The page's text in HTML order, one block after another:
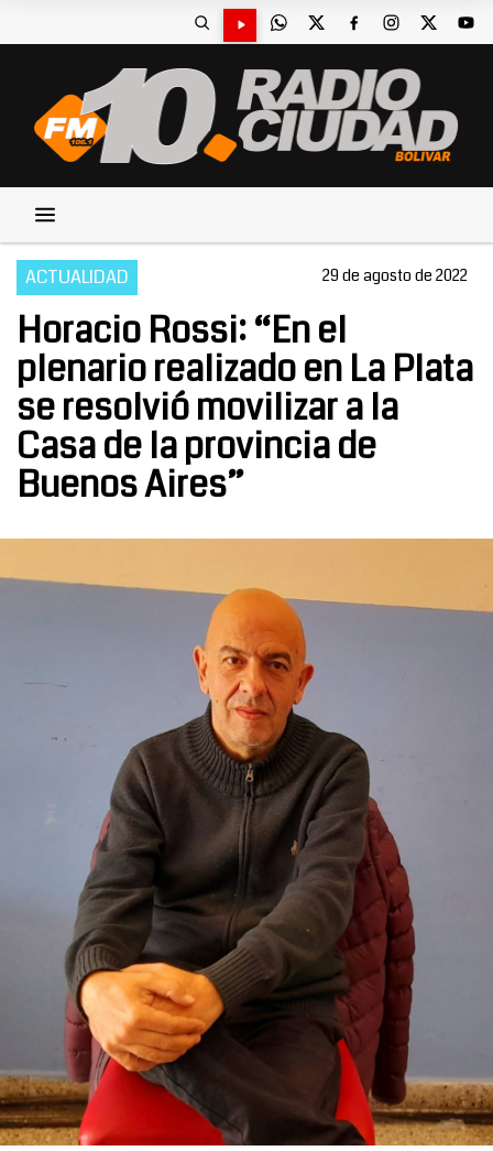
ACTUALIDAD 29 de agosto de 2022
Horacio Rossi: “En el
plenario realizado en La Plata
se resolvió movilizar a la
Casa de la provincia de
Buenos Aires”